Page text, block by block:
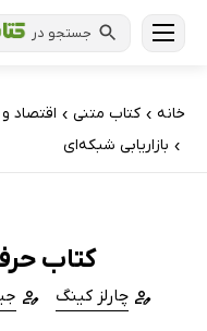
جستجو در
خانه › کتاب‌ متنی › اقتصاد
› بازاریابی شبکه‌ای
کتاب
چارلز کینگ